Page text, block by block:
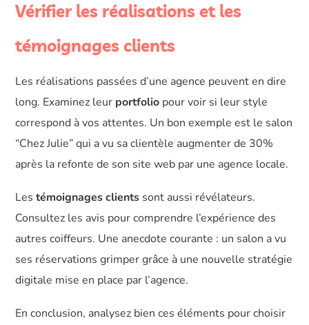
Vérifier les réalisations et les
témoignages clients
Les réalisations passées d’une agence peuvent en dire
long. Examinez leur portfolio pour voir si leur style
correspond à vos attentes. Un bon exemple est le salon
“Chez Julie” qui a vu sa clientèle augmenter de 30%
après la refonte de son site web par une agence locale.
Lestémoignages clients sont aussi révélateurs.
Consultez les avis pour comprendre l’expérience des
autres coiffeurs. Une anecdote courante : un salon a vu
ses réservations grimper grâce à une nouvelle stratégie
digitale mise en place par l’agence.
En conclusion, analysez bien ces éléments pour choisir